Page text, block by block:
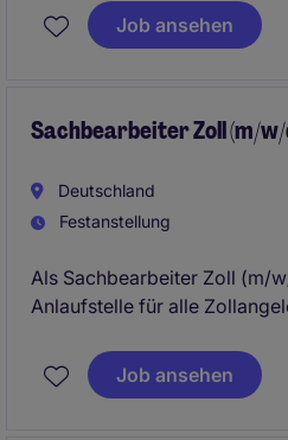
Position übernehmen Sie
interne Fachbereiche.
Job ansehen
Sachbearbeiter Zoll (m/
Deutschland
Festanstellung
Als Sachbearbeiter Zoll (m/
Anlaufstelle für alle
sicher. Sie tragen dazu bei,
Warenbewegungen effizient
Job ansehen